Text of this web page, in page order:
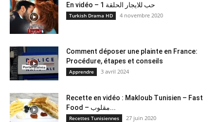
En vidéo – حب للايجار الحلقة 1
Turkish Drama HD 4 novembre 2020
Comment déposer une plainte en France:
Procédure, étapes et conseils
Apprendre 3 avril 2024
Recette en vidéo : Makloub Tunisien – Fast
Food – مقلوب...
Recettes Tunisiennes 27 juin 2020